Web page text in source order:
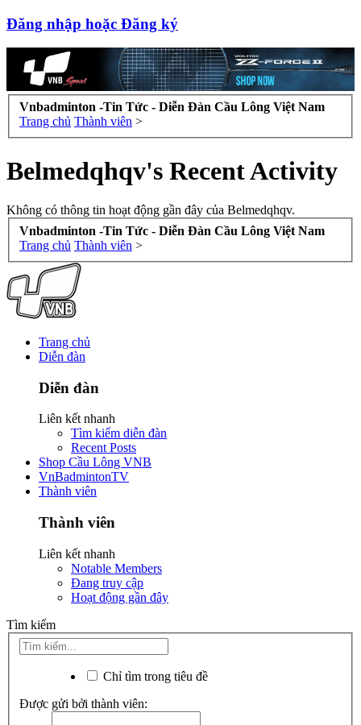
Đăng nhập hoặc Đăng ký
Vnbadminton -Tin Tức - Diễn Đàn Cầu Lông Việt Nam
Trang chủ Thành viên >
Belmedqhqv's Recent Activity
Không có thông tin hoạt động gần đây của Belmedqhqv.
Vnbadminton -Tin Tức - Diễn Đàn Cầu Lông Việt Nam
Trang chủ Thành viên >
Trang chủ
Diễn đàn
Diễn đàn
Liên kết nhanh
Tìm kiếm diễn đàn
Recent Posts
Shop Cầu Lông VNB
VnBadmintonTV
Thành viên
Thành viên
Liên kết nhanh
Notable Members
Đang truy cập
Hoạt động gần đây
Tìm kiếm
Chỉ tìm trong tiêu đề
Được gửi bởi thành viên: